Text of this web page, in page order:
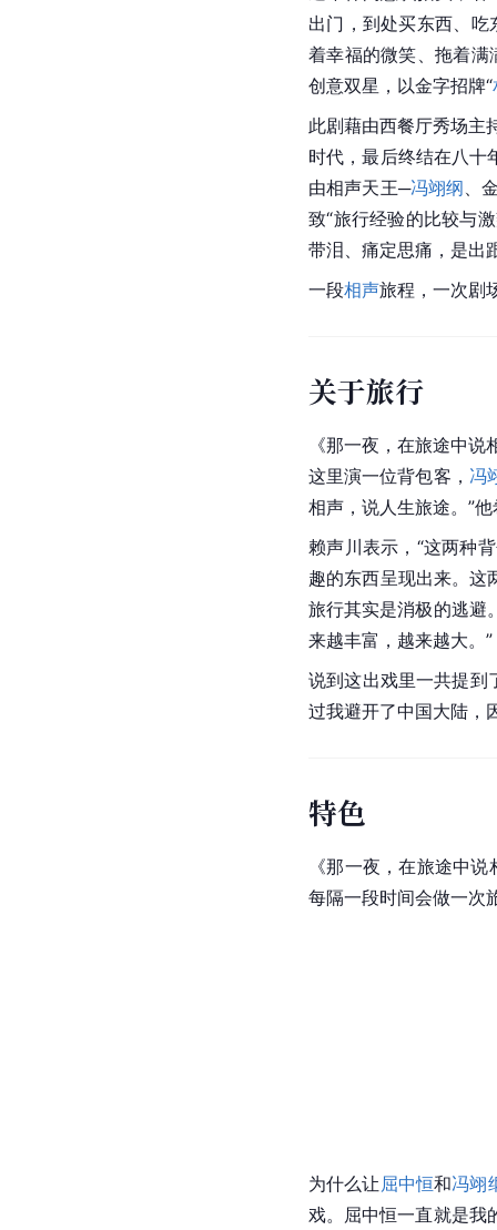
出门，到处买东西、
着幸福的微笑、拖着
创意双星，以金字招牌“
此剧藉由西餐厅秀场主
时代，最后终结在八十
由相声天王─冯翊纲 、
致“旅行经验的比较与
带泪、痛定思痛，是出
一段相声旅程，一次剧
关于旅行
《那一夜，在旅途中
这里演一位背包客， 冯
相声，说人生旅途。”
赖声川表示，“这两种
趣的东西呈现出来。这
旅行其实是消极的逃避
来越丰富，越来越大。”
说到这出戏里一共提到
过我避开了中国大陆，
特色
《那一夜，在旅途中
每隔一段时间会做一次
为什么让 屈中恒和冯翊
戏。屈中恒一直就是我